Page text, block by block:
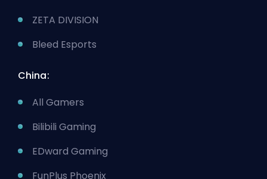
ZETA DIVISION
Bleed Esports
China:
All Gamers
Bilibili Gaming
EDward Gaming
FunPlus Phoenix